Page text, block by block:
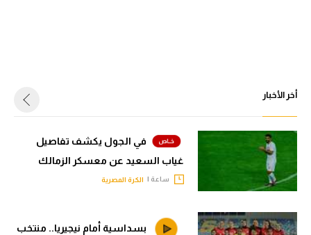
أخر الأخبار
في الجول يكشف تفاصيل
غياب السعيد عن معسكر الزمالك
ساعة | الكرة المصرية
بسداسية أمام نيجيريا.. منتخب